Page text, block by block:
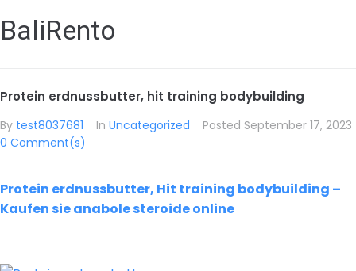
BaliRento
Protein erdnussbutter, hit training bodybuilding
By test8037681 In Uncategorized Posted September 17, 2023
0 Comment(s)
Protein erdnussbutter, Hit training bodybuilding –
Kaufen sie anabole steroide online